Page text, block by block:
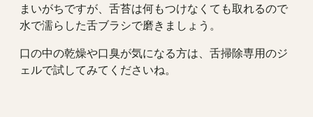
まいがちですが、舌苔は何もつけなくても取れるので
水で濡らした舌ブラシで磨きましょう。
口の中の乾燥や口臭が気になる方は、舌掃除専用のジ
ェルで試してみてくださいね。